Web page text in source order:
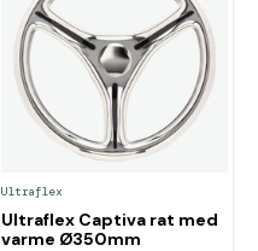
Ultraflex
Ultraflex Captiva rat med
varme Ø350mm